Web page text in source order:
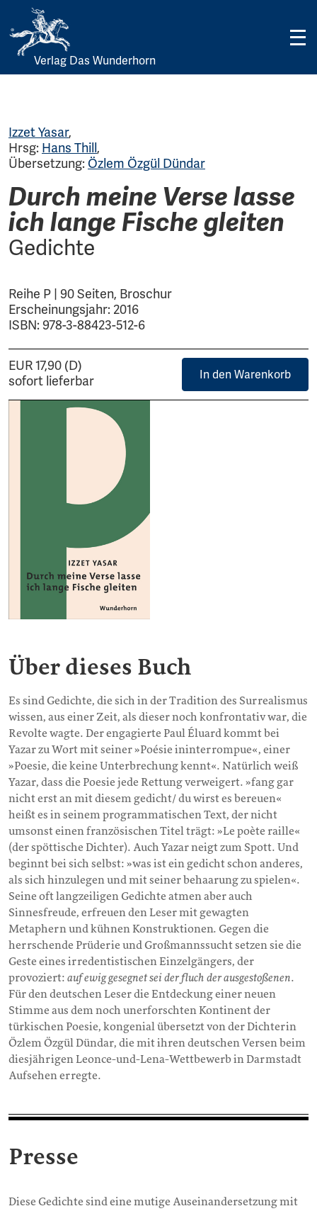
Skip
Verlag Das Wunderhorn
Izzet Yasar,
Hrsg: Hans Thill,
Übersetzung: Özlem Özgül Dündar
Durch meine Verse lasse
ich lange Fische gleiten
Gedichte
Reihe P | 90 Seiten, Broschur
Erscheinungsjahr: 2016
ISBN: 978-3-88423-512-6
EUR 17,90 (D)
sofort lieferbar
In den Warenkorb
Über dieses Buch
Es sind Gedichte, die sich in der Tradition des Surrealismus
wissen, aus einer Zeit, als dieser noch konfrontativ war, die
Revolte wagte. Der engagierte Paul Éluard kommt bei
Yazar zu Wort mit seiner »Poésie ininterrompue«, einer
»Poesie, die keine Unterbrechung kennt«. Natürlich weiß
Yazar, dass die Poesie jede Rettung verweigert. »fang gar
nicht erst an mit diesem gedicht/ du wirst es bereuen«
heißt es in seinem programmatischen Text, der nicht
umsonst einen französischen Titel trägt: »Le poète raille«
(der spöttische Dichter). Auch Yazar neigt zum Spott. Und
beginnt bei sich selbst: »was ist ein gedicht schon anderes,
als sich hinzulegen und mit seiner behaarung zu spielen«.
Seine oft langzeiligen Gedichte atmen aber auch
Sinnesfreude, erfreuen den Leser mit gewagten
Metaphern und kühnen Konstruktionen. Gegen die
herrschende Prüderie und Großmannssucht setzen sie die
Geste eines irredentistischen Einzelgängers, der
provoziert: auf ewig gesegnet sei der fluch der ausgestoßenen.
Für den deutschen Leser die Entdeckung einer neuen
Stimme aus dem noch unerforschten Kontinent der
türkischen Poesie, kongenial übersetzt von der Dichterin
Özlem Özgül Dündar, die mit ihren deutschen Versen beim
diesjährigen Leonce-und-Lena-Wettbewerb in Darmstadt
Aufsehen erregte.
Presse
Diese Gedichte sind eine mutige Auseinandersetzung mit